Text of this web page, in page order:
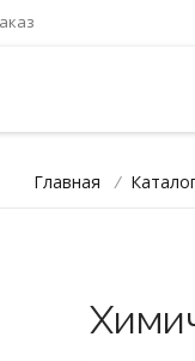
Главная /